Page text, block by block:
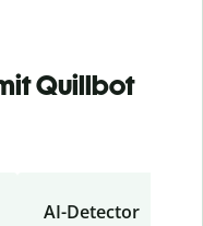
Quillbot
AI-Detector